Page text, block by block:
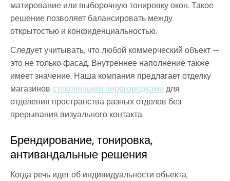
матирование или выборочную тонировку окон. Такое
решение позволяет балансировать между
открытостью и конфиденциальностью.
Следует учитывать, что любой коммерческий объект —
это не только фасад. Внутреннее наполнение также
имеет значение. Наша компания предлагает отделку
магазинов стеклянными перегородками для
отделения пространства разных отделов без
прерывания визуального контакта.
Брендирование, тонировка,
антивандальные решения
Когда речь идет об индивидуальности объекта,